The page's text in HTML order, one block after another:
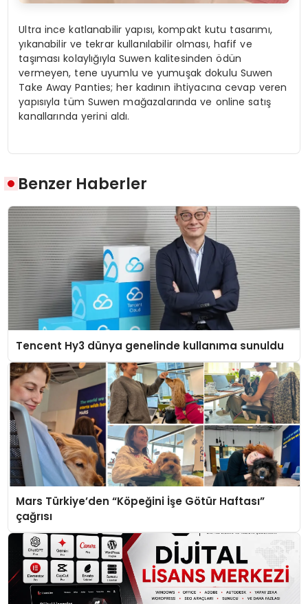
Ultra ince katlanabilir yapısı, kompakt kutu tasarımı,
yıkanabilir ve tekrar kullanılabilir olması, hafif ve
taşıması kolaylığıyla Suwen kalitesinden ödün
vermeyen, tene uyumlu ve yumuşak dokulu Suwen
Take Away Panties; her kadının ihtiyacına cevap veren
yapısıyla tüm Suwen mağazalarında ve online satış
kanallarında yerini aldı.
Benzer Haberler
Tencent Hy3 dünya genelinde kullanıma sunuldu
Mars Türkiye’den “Köpeğini İşe Götür Haftası”
çağrısı